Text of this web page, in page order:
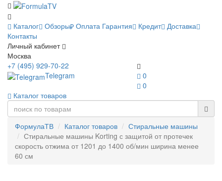
Каталог Обзоры Оплата Гарантия Кредит Доставка
Контакты
Личный кабинет
Москва
0
0
+7 (495) 929-70-22
Telegram
Каталог товаров
ФормулаТВ Каталог товаров
Стиральные машины
Стиральные машины Korting с защитой от протечек
скорость отжима от 1201 до 1400 об/мин ширина менее
60 см